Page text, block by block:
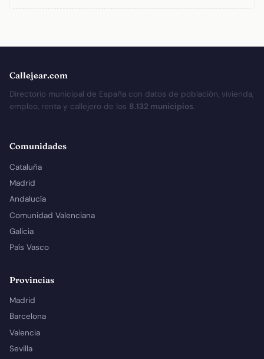
Callejear.com
Directorio municipal de España con datos de población, vivienda,
empleo, renta y callejero de los 8.132 municipios.
Comunidades
Cataluña
Madrid
Andalucía
Comunidad Valenciana
Galicia
País Vasco
Provincias
Madrid
Barcelona
Valencia
Sevilla